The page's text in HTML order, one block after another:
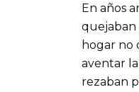
En años
quejaban
hogar no
aventar
rezaban